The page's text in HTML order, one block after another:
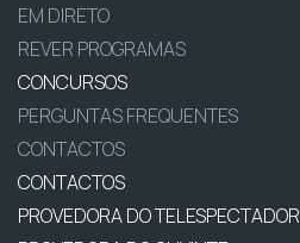
EM DIRETO
REVER PROGRAMAS
CONCURSOS
PERGUNTAS FREQUENTES
CONTACTOS
CONTACTOS
PROVEDORA DO TELESPECTADOR